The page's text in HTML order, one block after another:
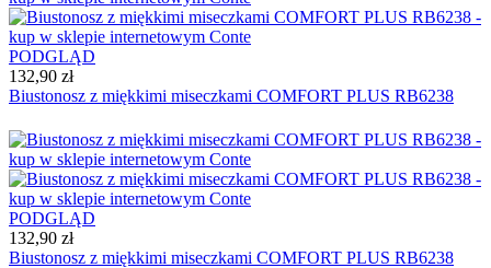
PODGLĄD
132,90 zł
Biustonosz z miękkimi miseczkami COMFORT PLUS RB6238
PODGLĄD
132,90 zł
Biustonosz z miękkimi miseczkami COMFORT PLUS RB6238